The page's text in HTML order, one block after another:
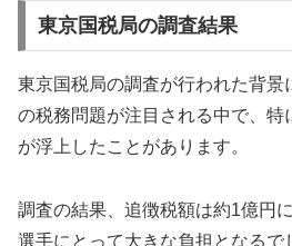
東京国税局の調査結果
東京国税局の調査が行われた背景
の税務問題が注目される中で、特
が浮上したことがあります。
調査の結果、追徴税額は約1億円
選手にとって大きな負担となるで